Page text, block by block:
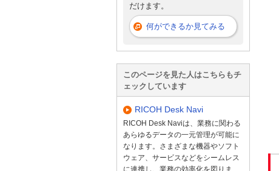
だけます。
何ができるか見てみる
このページを見た人はこちらもチ
ェックしています
RICOH Desk Navi
RICOH Desk Naviは、業務に関わる
あらゆるデータの一元管理が可能に
なります。さまざまな機器やソフト
ウェア、サービスなどをシームレス